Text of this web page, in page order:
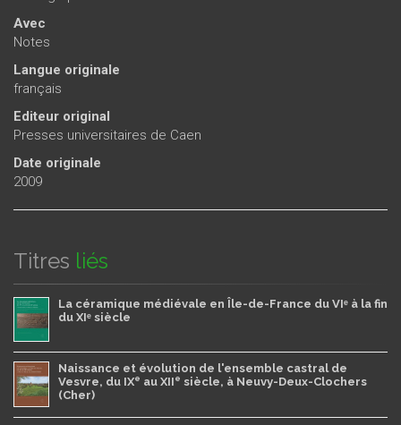
Avec
Notes
Langue originale
français
Editeur original
Presses universitaires de Caen
Date originale
2009
Titres liés
La céramique médiévale en Île-de-France du VIᵉ à la fin
du XIᵉ siècle
Naissance et évolution de l'ensemble castral de
Vesvre, du IXe au XIIe siècle, à Neuvy-Deux-Clochers
(Cher)